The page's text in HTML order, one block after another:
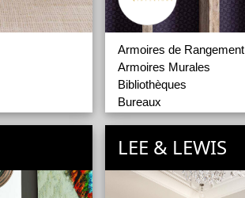
Armoires de Rangement
Armoires Murales
Bibliothèques
Bureaux
Consoles
Meubles TV
Petits Meubles
LEE & LEWIS